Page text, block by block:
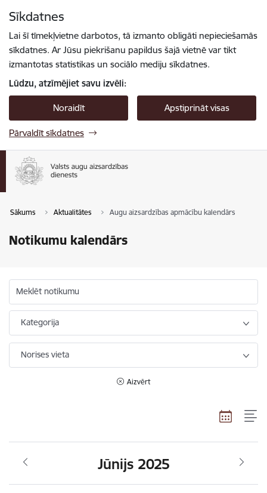
Sīkdatnes
Lai šī tīmekļvietne darbotos, tā izmanto obligāti nepieciešamās
sīkdatnes. Ar Jūsu piekrišanu papildus šajā vietnē var tikt
izmantotas statistikas un sociālo mediju sīkdatnes.
Lūdzu, atzīmējiet savu izvēli:
Noraidīt Apstiprināt visas
Pārvaldīt sīkdatnes
Sākums Aktualitātes Augu aizsardzības apmācību kalendārs
Notikumu kalendārs
Meklēt notikumu
Kategorija
Norises vieta
Aizvērt
Jūnijs 2025